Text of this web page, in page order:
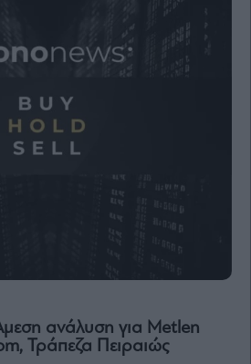
ανάλυση για Μetlen
Τράπεζα Πειραιώς